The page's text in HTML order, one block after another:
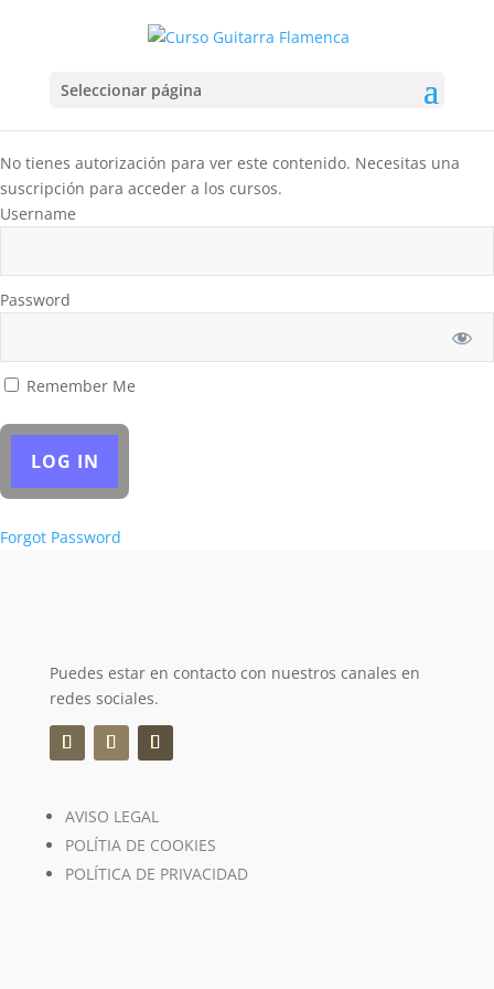
Seleccionar página
No tienes autorización para ver este contenido. Necesitas una
suscripción para acceder a los cursos.
Username
Password
Remember Me
Forgot Password
Puedes estar en contacto con nuestros canales en
redes sociales.
AVISO LEGAL
POLÍTIA DE COOKIES
POLÍTICA DE PRIVACIDAD